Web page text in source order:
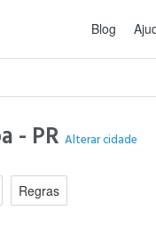
Blog
- PRAlterar cidade
Regras